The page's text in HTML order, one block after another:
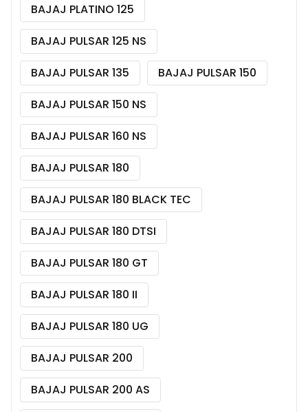
BAJAJ PLATINO 125
BAJAJ PULSAR 125 NS
BAJAJ PULSAR 135
BAJAJ PULSAR 150
BAJAJ PULSAR 150 NS
BAJAJ PULSAR 160 NS
BAJAJ PULSAR 180
BAJAJ PULSAR 180 BLACK TEC
BAJAJ PULSAR 180 DTSI
BAJAJ PULSAR 180 GT
BAJAJ PULSAR 180 II
BAJAJ PULSAR 180 UG
BAJAJ PULSAR 200
BAJAJ PULSAR 200 AS